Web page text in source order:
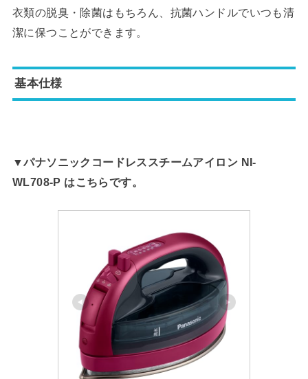
衣類の脱臭・除菌はもちろん、抗菌ハンドルでいつも清
潔に保つことができます。
基本仕様
▼パナソニックコードレススチームアイロン NI-
WL708-P はこちらです。